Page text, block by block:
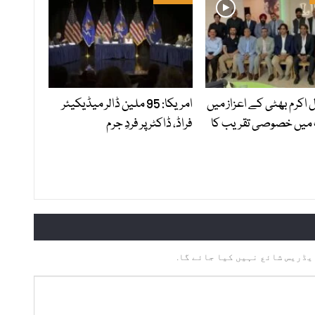
اکرم بھٹی کے اعزاز میں
میں خصوصی تقریب کا
امریکا: 95 ملین ڈالر میڈیکیئر
فراڈ، ڈاکٹر پر فردِ جرم
شائع نہیں کیا جائے گا.